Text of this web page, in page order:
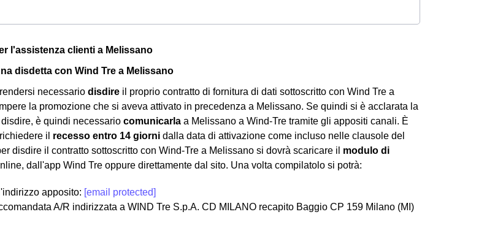
l'assistenza clienti a Melissano
disdetta con Wind Tre a Melissano
necessario disdire il proprio contratto di fornitura di dati sottoscritto con Wind Tre a
la promozione che si aveva attivato in precedenza a Melissano. Se quindi si è acclarata la
è quindi necessario comunicarla a Melissano a Wind-Tre tramite gli appositi canali. È
il recesso entro 14 giorni dalla data di attivazione come incluso nelle clausole del
disdire il contratto sottoscritto con Wind-Tre a Melissano si dovrà scaricare il modulo di
dall'app Wind Tre oppure direttamente dal sito. Una volta compilatolo si potrà:
apposito: [email protected]
A/R indirizzata a WIND Tre S.p.A. CD MILANO recapito Baggio CP 159 Milano (MI)